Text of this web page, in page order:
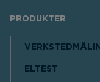
PRODUKTER
ELTEST